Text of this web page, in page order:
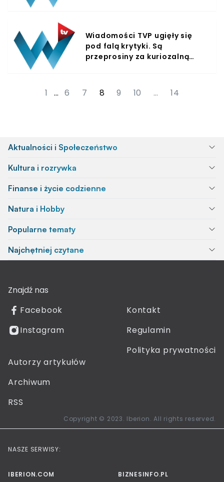
Wiadomości TVP ugięły się
pod falą krytyki. Są
przeprosiny za kuriozalną
1 … 6 7 8 9 10 … 14
Aktualności i Społeczeństwo
Kultura i rozrywka
Finanse i życie codzienne
Natura i Hobby
Popularne tematy
Najchętniej czytane
Znajdź nas
Facebook
Instagram
Kontakt
Regulamin
Polityka prywatności
Autorzy artykułów
Archiwum
RSS
Copyright © 2023. Iberion. All rights reserved.
NASZE SERWISY:
IBERION.COM BIZNESINFO.PL